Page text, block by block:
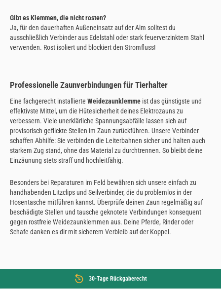
Gibt es Klemmen, die nicht rosten?
Ja, für den dauerhaften Außeneinsatz auf der Alm solltest du
ausschließlich Verbinder aus Edelstahl oder stark feuerverzinktem Stahl
verwenden. Rost isoliert und blockiert den Stromfluss!
Professionelle Zaunverbindungen für Tierhalter
Eine fachgerecht installierte Weidezaunklemme ist das günstigste und
effektivste Mittel, um die Hütesicherheit deines Elektrozauns zu
verbessern. Viele unerklärliche Spannungsabfälle lassen sich auf
provisorisch geflickte Stellen im Zaun zurückführen. Unsere Verbinder
schaffen Abhilfe: Sie verbinden die Leiterbahnen sicher und halten auch
starkem Zug stand, ohne das Material zu durchtrennen. So bleibt deine
Einzäunung stets straff und hochleitfähig.
Besonders bei Reparaturen im Feld bewähren sich unsere einfach zu
handhabenden Litzclips und Seilverbinder, die du problemlos in der
Hosentasche mitführen kannst. Überprüfe deinen Zaun regelmäßig auf
beschädigte Stellen und tausche geknotete Verbindungen konsequent
gegen rostfreie Weidezaunklemmen aus. Deine Pferde, Rinder oder
Schafe danken es dir mit sicherem Verbleib auf der Koppel.
30-Tage Rückgaberecht